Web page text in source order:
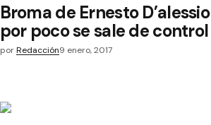
Broma de Ernesto D’alessio
por poco se sale de control
por Redacción9 enero, 2017